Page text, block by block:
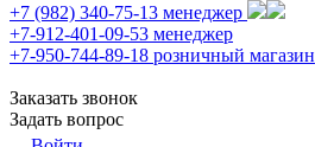
+7 (982) 340-75-13 менеджер
+7-912-401-09-53 менеджер
+7-950-744-89-18 розничный магазин
Заказать звонок
Задать вопрос